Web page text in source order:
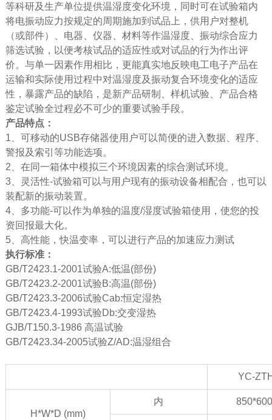
等科研及生产单位提供温湿度变化环境，同时可在试验箱内
将电振动应力按规定的周期施加到试品上，供用户对整机
（或部件）、电器、仪器、材料等作温湿度、振动综合应力
筛选试验，以便考核试品的适应性或对试品的行为作出评
价。与单一因素作用相比，更能真实地反映电工电子产品在
运输和实际使用过程中对温湿度及振动复合环境变化的适应
性，暴露产品的缺陷，是新产品研制、样机试验、产品合格
鉴定试验全过程必不可少的重要试验手段。
产品特点：
1、可移动的USB存储器使用户可以简便的进入数据、程序、
警报及索引等功能选项。
2、在同一箱体中模拟三个环境因素的综合测试环境。
3、灵活性-试验箱可以与用户现有的振动设备相配合，也可以
装配新的振动装置。
4、多功能-可以作为单独的温度/湿度试验箱使用，使您的投
资回报最大化。
5、高性能，快温变率，可以进行产品的加速应力测试
执行标准：
GB/T2423.1-2001试验A:低温(部份)
GB/T2423.2-2001试验B:高温(部份)
GB/T2423.3-2006试验Cab:恒定湿热
GB/T2423.4-1993试验Db:交变湿热
GJB/T150.3-1986 高温试验
GB/T2423.34-2005试验Z/AD:温湿组合
YC-
H*W*D (mm)
内